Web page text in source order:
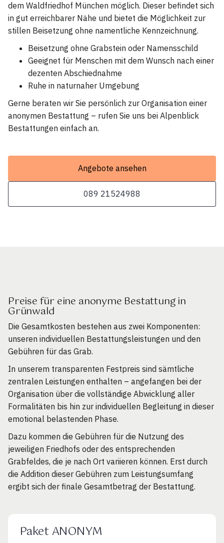
dem Waldfriedhof München möglich. Dieser befindet sich
in gut erreichbarer Nähe und bietet die Möglichkeit zur
stillen Beisetzung ohne namentliche Kennzeichnung.
Beisetzung ohne Grabstein oder Namensschild
Geeignet für Menschen mit dem Wunsch nach einer
dezenten Abschiednahme
Ruhe in naturnaher Umgebung
Gerne beraten wir Sie persönlich zur Organisation einer
anonymen Bestattung – rufen Sie uns bei Alpenblick
Bestattungen einfach an.
Angebote ansehen
089 21524988
Preise für eine anonyme Bestattung in
Grünwald
Die Gesamtkosten bestehen aus zwei Komponenten:
unseren individuellen Bestattungsleistungen und den
Gebühren für das Grab.
In unserem transparenten Festpreis sind sämtliche
zentralen Leistungen enthalten – angefangen bei der
Organisation über die vollständige Abwicklung aller
Formalitäten bis hin zur individuellen Begleitung in dieser
emotional belastenden Phase.
Dazu kommen die Gebühren für die Nutzung des
jeweiligen Friedhofs oder des entsprechenden
Grabfeldes, die je nach Ort variieren können. Erst durch
die Addition dieser Gebühren zum Leistungsumfang
ergibt sich der finale Gesamtbetrag der Bestattung.
Paket ANONYM